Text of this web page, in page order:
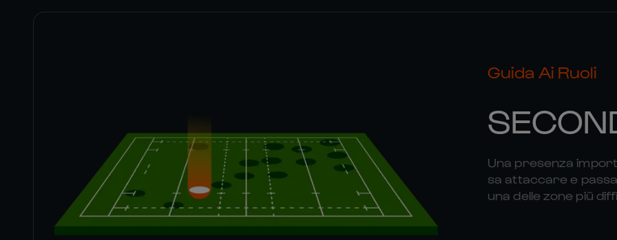
Guida Ai Ruoli
Una presenza
sa attaccare e
una delle zone più